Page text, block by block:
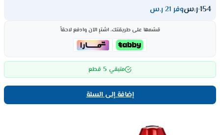
154ر.سوفر 21 ر.س
قسّمها على طريقتك، اشترِ الآن وادفع لاحقاً
متبقي 5 قطع
إضافة إلى السلة